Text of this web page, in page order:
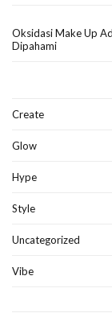
Oksidasi Make Up
Dipahami
Create
Glow
Hype
Style
Uncategorized
Vibe